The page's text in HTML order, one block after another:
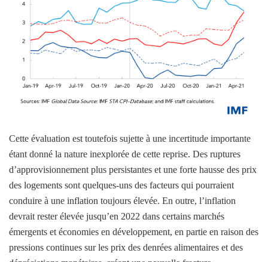
Cette évaluation est toutefois sujette à une incertitude importante
étant donné la nature inexplorée de cette reprise. Des ruptures
d’approvisionnement plus persistantes et une forte hausse des prix
des logements sont quelques-uns des facteurs qui pourraient
conduire à une inflation toujours élevée. En outre, l’inflation
devrait rester élevée jusqu’en 2022 dans certains marchés
émergents et économies en développement, en partie en raison des
pressions continues sur les prix des denrées alimentaires et des